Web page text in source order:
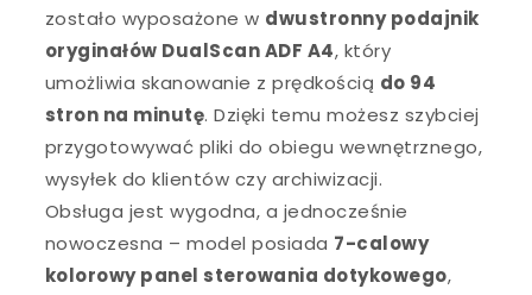
zostało wyposażone w dwustronny podajnik
oryginałów DualScan ADF A4, który
umożliwia skanowanie z prędkością do 94
stron na minutę. Dzięki temu możesz szybciej
przygotowywać pliki do obiegu wewnętrznego,
wysyłek do klientów czy archiwizacji.
Obsługa jest wygodna, a jednocześnie
nowoczesna – model posiada 7-calowy
kolorowy panel sterowania dotykowego,